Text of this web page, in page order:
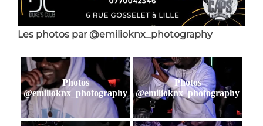
Les photos par @emilioknx_photography
Photos
@emilioknx_photography
Photos
@emilioknx_photography